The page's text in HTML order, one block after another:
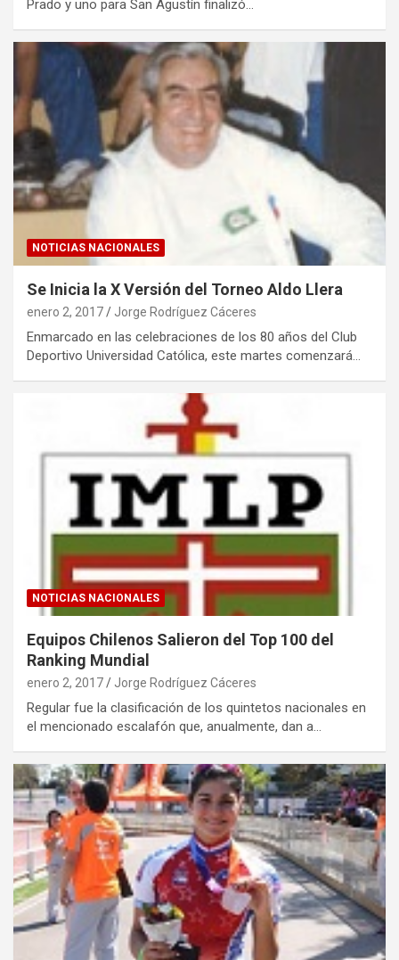
Prado y uno para San Agustín finalizó…
NOTICIAS NACIONALES
Se Inicia la X Versión del Torneo Aldo Llera
enero 2, 2017 Jorge Rodríguez Cáceres
Enmarcado en las celebraciones de los 80 años del Club
Deportivo Universidad Católica, este martes comenzará…
NOTICIAS NACIONALES
Equipos Chilenos Salieron del Top 100 del
Ranking Mundial
enero 2, 2017 Jorge Rodríguez Cáceres
Regular fue la clasificación de los quintetos nacionales en
el mencionado escalafón que, anualmente, dan a…